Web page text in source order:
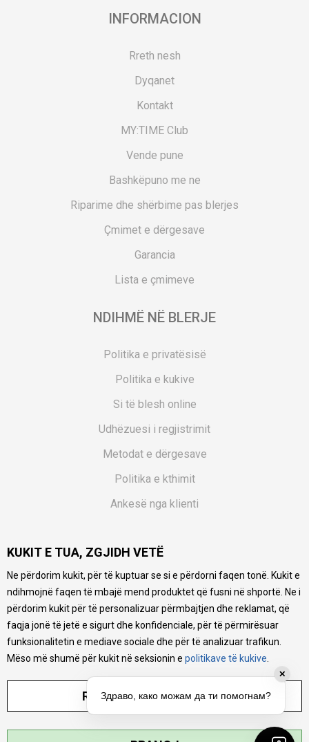
INFORMACION
Rreth nesh
Dyqanet
Kontakt
MY:TIME Club
Vende pune
Bashkëpuno me ne
Riparime dhe shërbime pas blerjes
Çmimet e dërgesave
Garancia
Lista e çmimeve
NDIHMË NË BLERJE
Politika e privatësisë
Politika e kukive
Si të blesh online
Udhëzuesi i regjistrimit
Metodat e dërgesave
Politika e kthimit
Ankesë nga klienti
Pyetjet më të shpeshta
Ne bëjmë çmos që të ofrojmë një përshkrim sa më të saktë
të produkteve tona, ofrojmë edhe foto e çmimin, por nuk
mund të garantojmë që informacioni është i plotë e pa
gabime. Të gjitha produktet janë pjesë e portfolios sonë, por
kjo nuk do të thotë se janë në gjendje në çdo çast.
KUKIT E TUA, ZGJIDH VETË
Ne përdorim kukit, për të kuptuar se si e përdorni faqen tonë. Kukit e
ndihmojnë faqen të mbajë mend produktet që fusni në shportë. Ne i
përdorim kukit për të personalizuar përmbajtjen dhe reklamat, që
faqja jonë të jetë e sigurt dhe konfidenciale, për të përmirësuar
funksionalitetin e mediave sociale dhe për të analizuar trafikun.
Mëso më shumë për kukit në seksionin e politikave të kukive
RREGULLO PARAMETRAT
✕
Здраво, како можам да ти помогнам?